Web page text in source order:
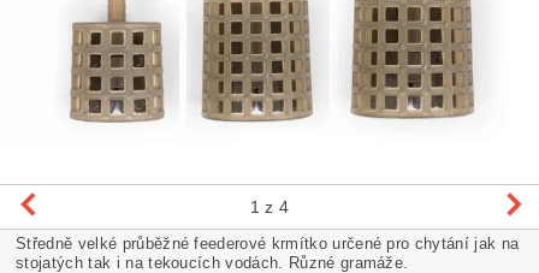
1 z 4
Středně velké průběžné feederové krmítko určené pro chytání jak na
stojatých tak i na tekoucích vodách. Různé gramáže.